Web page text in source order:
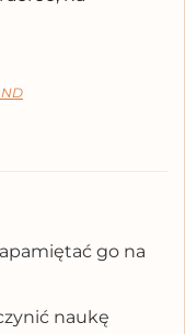
go na
naukę